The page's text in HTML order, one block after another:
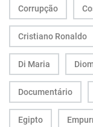
Corrupção
Cristiano Ronaldo
Di Maria
Documentário
Egipto